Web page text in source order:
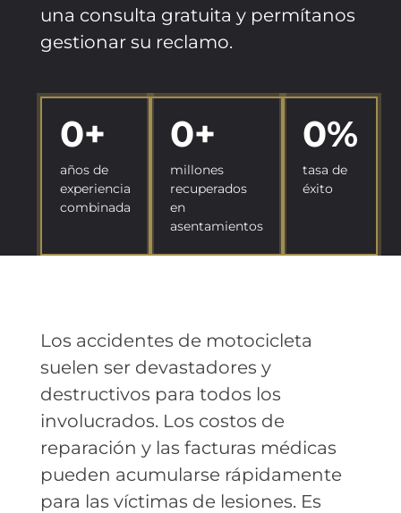
una consulta gratuita y permítanos
gestionar su reclamo.
0+
años de
experiencia
combinada
0+
millones
recuperados
en
asentamientos
0%
tasa de
éxito
Los accidentes de motocicleta
suelen ser devastadores y
destructivos para todos los
involucrados. Los costos de
reparación y las facturas médicas
pueden acumularse rápidamente
para las víctimas de lesiones. Es